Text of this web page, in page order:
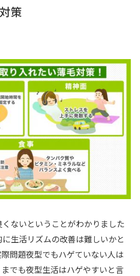
策
ないということがわかりました
生活リズムの改善は難しいかと
問題夜型でもハゲていない人は
でも夜型生活はハゲやすいと言